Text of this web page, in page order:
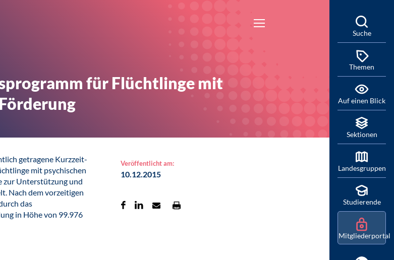
für Flüchtlinge mit
getragene Kurzzeit-
mit psychischen
zur Unterstützung und
Nach dem vorzeitigen
das
in Höhe von 99.976
Veröffentlicht am:
10.12.2015
Suche
Themen
Auf einen Blick
Sektionen
Landesgruppen
Studierende
Mitgliederportal